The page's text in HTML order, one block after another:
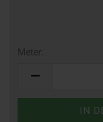
Meter: